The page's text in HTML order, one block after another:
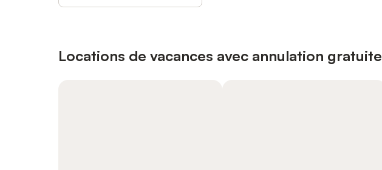
Locations de vacances avec annulation gratuite